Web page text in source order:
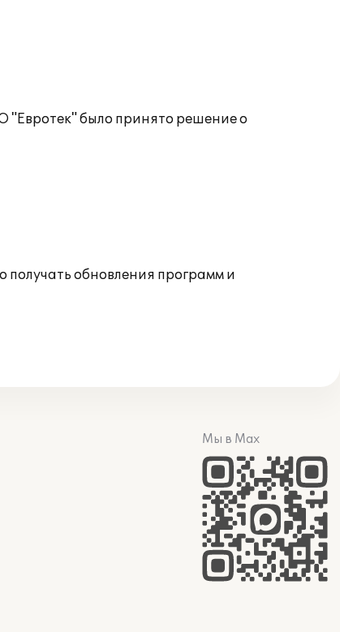
"Евротек" было принято решение о
обновления программ и
Мы в Max